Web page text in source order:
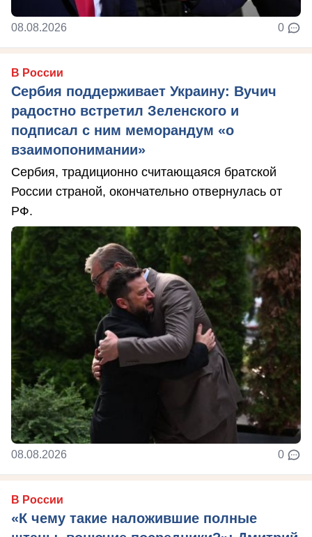
08.08.2026 0
В России
Сербия поддерживает Украину: Вучич
радостно встретил Зеленского и
подписал с ним меморандум «о
взаимопонимании»
Сербия, традиционно считающаяся братской
России страной, окончательно отвернулась от
РФ.
08.08.2026 0
В России
«К чему такие наложившие полные